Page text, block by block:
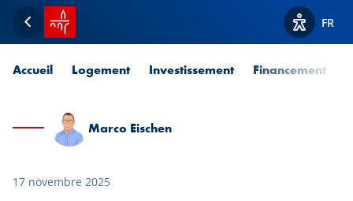
Retour
Accueil SPUERKEESS
Afficher
FR
Accueil Logement Investissement Financement
Marco Eischen
17 novembre 2025